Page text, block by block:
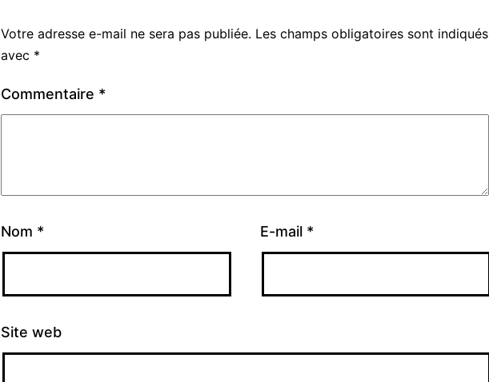
Votre adresse e-mail ne sera pas publiée. Les champs obligatoires sont indiqués
avec *
Commentaire *
Nom * E-mail *
Site web